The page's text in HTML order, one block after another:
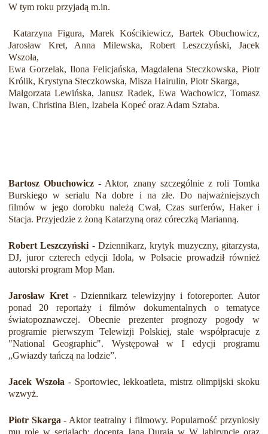
W tym roku przyjadą m.in.
Katarzyna Figura, Marek Kościkiewicz, Bartek Obuchowicz,
Jarosław Kret, Anna Milewska, Robert Leszczyński, Jacek
Wszoła,
Ewa Gorzelak, Ilona Felicjańska, Magdalena Steczkowska, Piotr
Królik, Krystyna Steczkowska, Misza Hairulin, Piotr Skarga,
Małgorzata Lewińska, Janusz Radek, Ewa Wachowicz, Tomasz
Iwan, Christina Bien, Izabela Kopeć oraz Adam Sztaba.
Bartosz Obuchowicz- Aktor, znany szczególnie z roli Tomka
Burskiego w serialu Na dobre i na złe. Do najważniejszych
filmów w jego dorobku należą Cwał, Czas surferów, Haker i
Stacja. Przyjedzie z żoną Katarzyną oraz córeczką Marianną.
Robert Leszczyński - Dziennikarz, krytyk muzyczny, gitarzysta,
DJ, juror czterech edycji Idola, w Polsacie prowadził również
autorski program Mop Man.
Jarosław Kret - Dziennikarz telewizyjny i fotoreporter. Autor
ponad 20 reportaży i filmów dokumentalnych o tematyce
światopoznawczej. Obecnie prezenter prognozy pogody w
programie pierwszym Telewizji Polskiej, stale współpracuje z
"National Geographic". Występował w I edycji programu
„Gwiazdy tańczą na lodzie”.
Jacek Wszoła - Sportowiec, lekkoatleta, mistrz olimpijski skoku
wzwyż.
Piotr Skarga- Aktor teatralny i filmowy. Popularność przyniosły
mu role w serialach: docenta Jana Duraja w W labiryncie oraz